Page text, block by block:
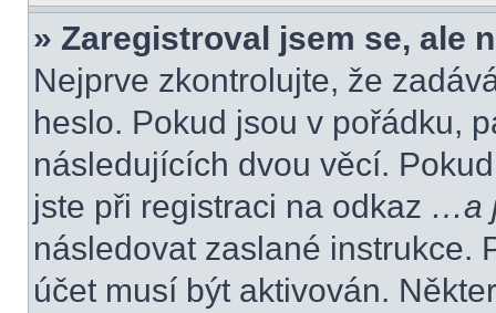
» Zaregistroval jsem se, ale
Nejprve zkontrolujte, že
heslo. Pokud jsou v pořádku,
následujících dvou věcí.
jste při registraci na odkaz …a
následovat zaslané instrukce.
účet musí být aktivován.